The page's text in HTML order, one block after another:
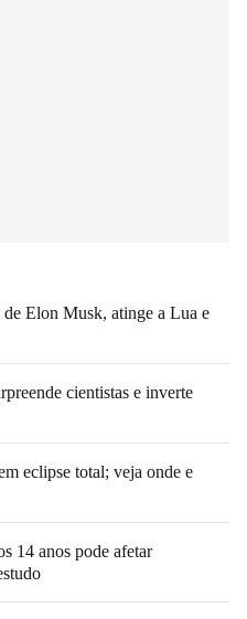
de Elon Musk, atinge a Lua e
cientistas e inverte
eclipse total; veja onde e
14 anos pode afetar